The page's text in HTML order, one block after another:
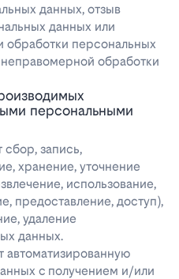
данных, отзыв
данных или
персональных
обработки
персональными
запись,
хранение, уточнение
использование,
предоставление, доступ),
удаление
данных.
автоматизированную
с получением и/или